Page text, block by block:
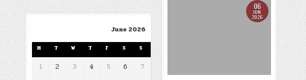
June 2026
M T W T F S S
1 2 3 4 5 6
7
06
JUN
2026